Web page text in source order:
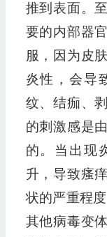
推到表面。
要的内部器
服，因为皮
炎性，会导
纹、结痂、
的刺激感是
的。当出现
升，导致瘙
状的严重程
其他病毒变